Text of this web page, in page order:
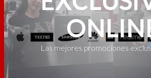
Las mejores promociones